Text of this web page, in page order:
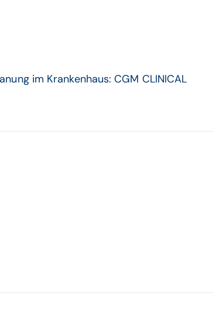
im Krankenhaus: CGM CLINICAL